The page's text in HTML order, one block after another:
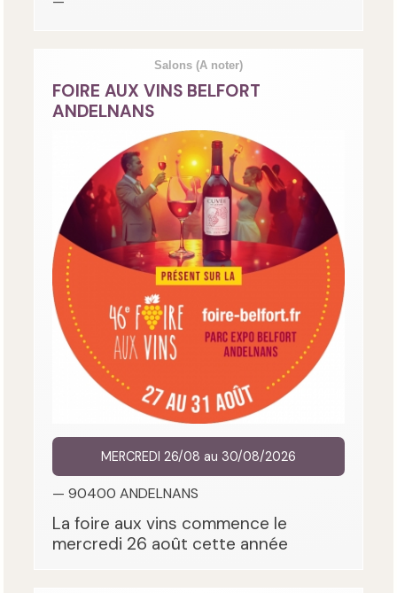
Salons (A noter)
FOIRE AUX VINS BELFORT
ANDELNANS
MERCREDI 26/08 au 30/08/2026
— 90400 ANDELNANS
La foire aux vins commence le
mercredi 26 août cette année